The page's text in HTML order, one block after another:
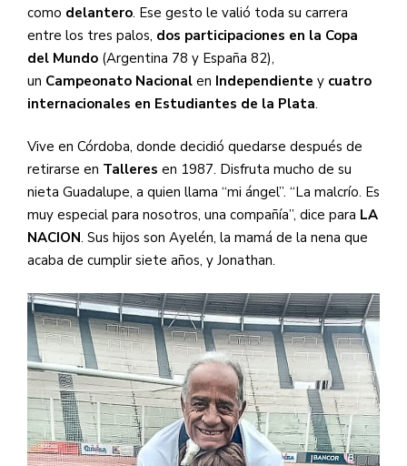
como delantero. Ese gesto le valió toda su carrera
entre los tres palos, dos participaciones en la Copa
del Mundo (Argentina 78 y España 82),
un Campeonato Nacional en Independiente y cuatro
internacionales en Estudiantes de la Plata.
Vive en Córdoba, donde decidió quedarse después de
retirarse en Talleres en 1987. Disfruta mucho de su
nieta Guadalupe, a quien llama “mi ángel”. “La malcrío. Es
muy especial para nosotros, una compañía”, dice para LA
NACION. Sus hijos son Ayelén, la mamá de la nena que
acaba de cumplir siete años, y Jonathan.